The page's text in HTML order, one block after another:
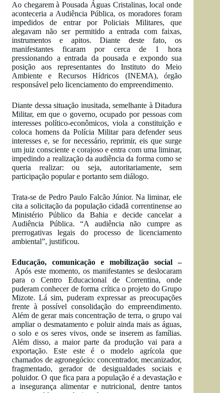
Ao chegarem à Pousada Águas Cristalinas, local onde
aconteceria a Audiência Pública, os moradores foram
impedidos de entrar por Policiais Militares, que
alegavam não ser permitido a entrada com faixas,
instrumentos e apitos. Diante deste fato, os
manifestantes ficaram por cerca de 1 hora
pressionando a entrada da pousada e expondo sua
posição aos representantes do Instituto do Meio
Ambiente e Recursos Hídricos (INEMA), órgão
responsável pelo licenciamento do empreendimento.
Diante dessa situação inusitada, semelhante à Ditadura
Militar, em que o governo, ocupado por pessoas com
interesses político-econômicos, viola a constituição e
coloca homens da Polícia Militar para defender seus
interesses e, se for necessário, reprimir, eis que surge
um juiz consciente e corajoso e entra com uma liminar,
impedindo a realização da audiência da forma como se
queria realizar: ou seja, autoritariamente, sem
participação popular e portanto sem diálogo.
Trata-se de Pedro Paulo Falcão Júnior. Na liminar, ele
cita a solicitação da população cidadã correntinense ao
Ministério Público da Bahia e decide cancelar a
Audiência Pública. “A audiência não cumpre as
prerrogativas legais do processo de licenciamento
ambiental”, justificou.
Educação, comunicação e mobilização social –
Após este momento, os manifestantes se deslocaram
para o Centro Educacional de Correntina, onde
puderam conhecer de forma crítica o projeto do Grupo
Mizote. Lá sim, puderam expressar as preocupações
frente à possível consolidação do empreendimento.
Além de gerar mais concentração de terra, o grupo vai
ampliar o desmatamento e poluir ainda mais as águas,
o solo e os seres vivos, onde se inserem as famílias.
Além disso, a maior parte da produção vai para a
exportação. Este este é o modelo agrícola que
chamados de agronegócio: concentrador, mecanizador,
fragmentado, gerador de desigualdades sociais e
poluidor. O que fica para a população é a devastação e
a insegurança alimentar e nutricional, dentre tantos